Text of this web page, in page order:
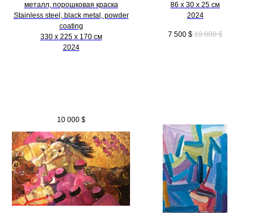
металл, порошковая краска
Stainless steel, black metal, powder
coating
330 х 225 х 170 см
2024
10 000 $
86 х 30 х 25 см
2024
7 500 $ 10 000 $